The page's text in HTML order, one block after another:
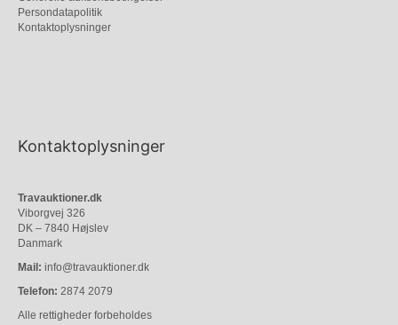
Persondatapolitik
Kontaktoplysninger
Kontaktoplysninger
Travauktioner.dk
Viborgvej 326
DK – 7840 Højslev
Danmark
Mail: info@travauktioner.dk
Telefon: 2874 2079
Alle rettigheder forbeholdes